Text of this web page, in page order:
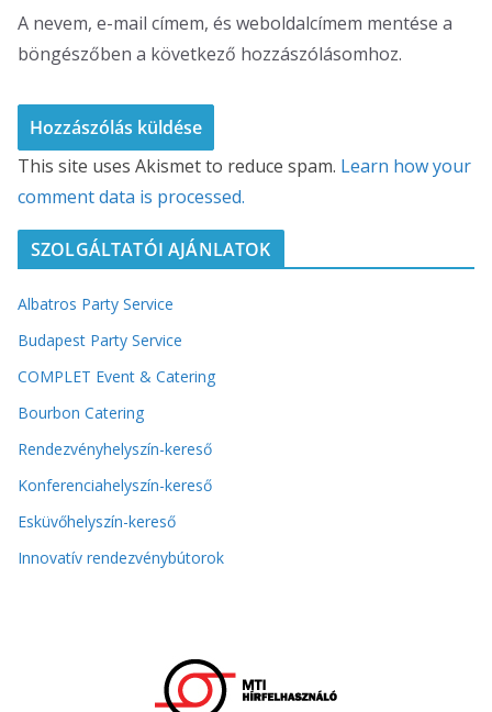
A nevem, e-mail címem, és weboldalcímem mentése a
böngészőben a következő hozzászólásomhoz.
This site uses Akismet to reduce spam. Learn how your
comment data is processed.
SZOLGÁLTATÓI AJÁNLATOK
Albatros Party Service
Budapest Party Service
COMPLET Event & Catering
Bourbon Catering
Rendezvényhelyszín-kereső
Konferenciahelyszín-kereső
Esküvőhelyszín-kereső
Innovatív rendezvénybútorok